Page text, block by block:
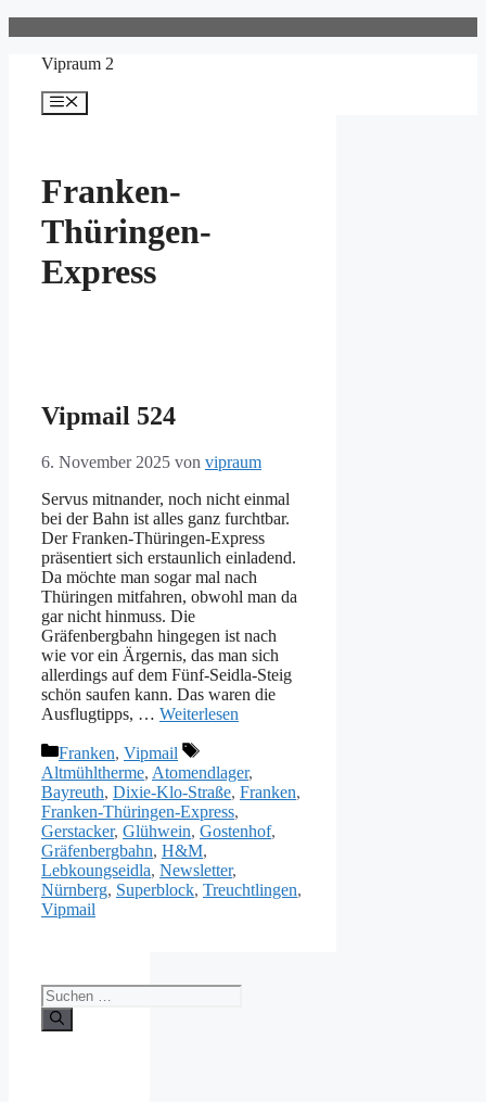
springenVipraum 2
Menü
Franken-
Thüringen-
Express
Vipmail 524
6. November 2025 von vipraum
Servus mitnander, noch nicht einmal
bei der Bahn ist alles ganz furchtbar.
Der Franken-Thüringen-Express
präsentiert sich erstaunlich einladend.
Da möchte man sogar mal nach
Thüringen mitfahren, obwohl man da
gar nicht hinmuss. Die
Gräfenbergbahn hingegen ist nach
wie vor ein Ärgernis, das man sich
allerdings auf dem Fünf-Seidla-Steig
schön saufen kann. Das waren die
Ausflugtipps, … Weiterlesen
Kategorien
Franken, Vipmail
Schlagwörter
Altmühltherme, Atomendlager,
Bayreuth, Dixie-Klo-Straße, Franken,
Franken-Thüringen-Express,
Gerstacker, Glühwein, Gostenhof,
Gräfenbergbahn, H&M,
Lebkoungseidla, Newsletter,
Nürnberg, Superblock, Treuchtlingen,
Vipmail
Suche
nach: